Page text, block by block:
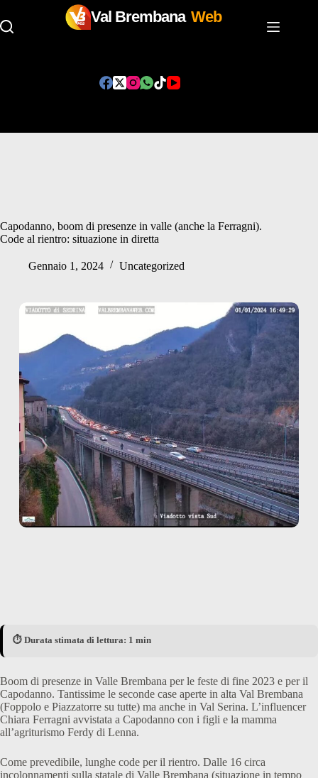
Val Brembana Web
Capodanno, boom di presenze in valle (anche la Ferragni).
Code al rientro: situazione in diretta
Gennaio 1, 2024 Uncategorized
⏱️ Durata stimata di lettura: 1 min
Boom di presenze in Valle Brembana per le feste di fine 2023 e per il
Capodanno. Tantissime le seconde case aperte in alta Val Brembana
(Foppolo e Piazzatorre su tutte) ma anche in Val Serina. L’influencer
Chiara Ferragni avvistata a Capodanno con i figli e la mamma
all’agriturismo Ferdy di Lenna.
Come prevedibile, lunghe code per il rientro. Dalle 16 circa
incolonnamenti sulla statale di Valle Brembana (situazione in tempo